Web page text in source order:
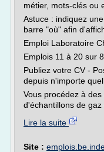
métier, mots-clés ou
Astuce : indiquez
barre "où" afin
Emploi Laboratoire
Emplois 11 à 20 sur
Publiez votre CV -
depuis n'importe
Vous procédez à
d'échantillons de gaz
Lire la suite
Site :